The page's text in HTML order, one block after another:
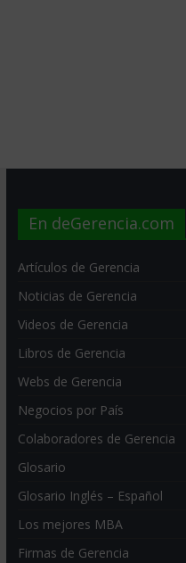
En deGerencia.com
Artículos de Gerencia
Noticias de Gerencia
Videos de Gerencia
Libros de Gerencia
Webs de Gerencia
Negocios por País
Colaboradores de Gerencia
Glosario
Glosario Inglés – Español
Los mejores MBA
Firmas de Gerencia